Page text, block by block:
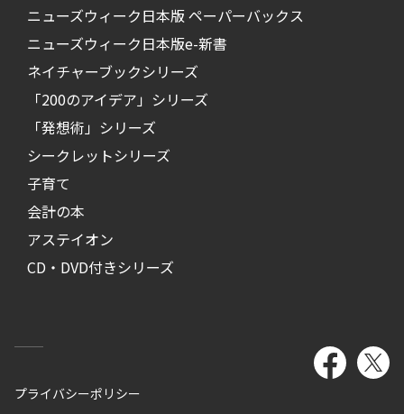
ニューズウィーク日本版 ペーパーバックス
ニューズウィーク日本版e-新書
ネイチャーブックシリーズ
「200のアイデア」シリーズ
「発想術」シリーズ
シークレットシリーズ
子育て
会計の本
アステイオン
CD・DVD付きシリーズ
プライバシーポリシー